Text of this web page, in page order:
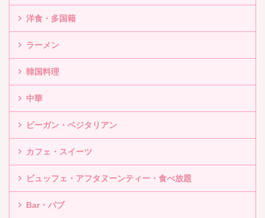
洋食・多国籍
ラーメン
韓国料理
中華
ビーガン・ベジタリアン
カフェ・スイーツ
ビュッフェ・アフタヌーンティー・食べ放題
Bar・パブ